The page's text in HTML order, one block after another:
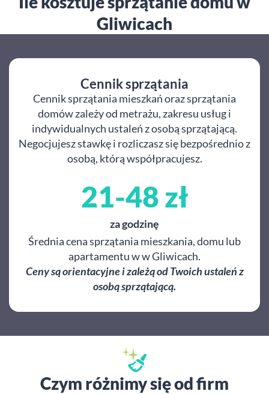
Gliwicach
Cennik sprzątania
Cennik sprzątania mieszkań oraz sprzątania
domów zależy od metrażu, zakresu usług i
indywidualnych ustaleń z osobą sprzątającą.
Negocjujesz stawkę i rozliczasz się bezpośrednio z
osobą, którą współpracujesz.
21-48 zł
za godzinę
Średnia cena sprzątania mieszkania, domu lub
apartamentu w w Gliwicach.
Ceny są orientacyjne i zależą od Twoich ustaleń z
osobą sprzątającą.
Czym różnimy się od firm